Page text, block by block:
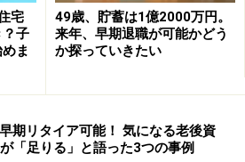
宅
子
ま
49歳、貯蓄は1億2000万円。
来年、早期退職が可能かどう
か探っていきたい
期リタイア可能！ 気になる老後資
「足りる」と語った3つの事例